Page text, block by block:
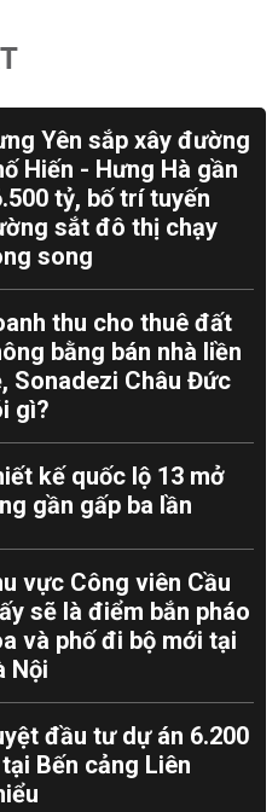
Yên sắp xây đường
Hiến - Hưng Hà gần
tỷ, bố trí tuyến
sắt đô thị chạy
song
thu cho thuê đất
bằng bán nhà liền
Sonadezi Châu Đức
gì?
kế quốc lộ 13 mở
gần gấp ba lần
vực Công viên Cầu
sẽ là điểm bắn pháo
và phố đi bộ mới tại
Nội
đầu tư dự án 6.200
Bến cảng Liên